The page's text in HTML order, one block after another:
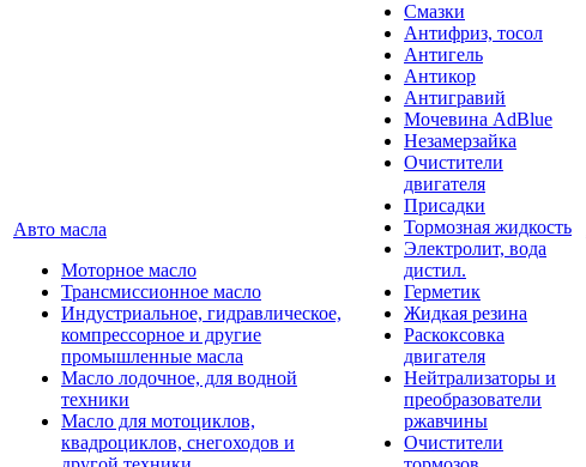
Авто масла
Моторное масло
Трансмиссионное масло
Индустриальное, гидравлическое,
компрессорное и другие
промышленные масла
Масло лодочное, для водной
техники
Масло для мотоциклов,
квадроциклов, снегоходов и
Смазки
Антифриз, тосол
Антигель
Антикор
Антигравий
Мочевина AdBlue
Незамерзайка
Очистители
двигателя
Присадки
Тормозная жидкость
Электролит, вода
дистил.
Герметик
Жидкая резина
Раскоксовка
двигателя
Нейтрализаторы и
преобразователи
ржавчины
Очистители